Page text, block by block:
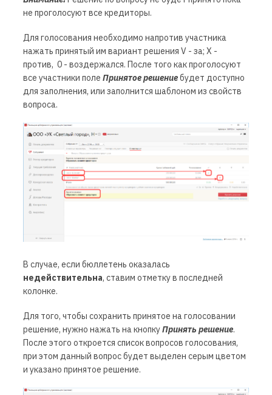
не проголосуют все кредиторы.
Для голосования необходимо напротив участника
нажать принятый им вариант решения V - за; X -
против, 0 - воздержался. После того как проголосуют
все участники поле Принятое решениебудет доступно
для заполнения, или заполнится шаблоном из свойств
вопроса.
В случае, если бюллетень оказалась
недействительна, ставим отметку в последней
колонке.
Для того, чтобы сохранить принятое на голосовании
решение, нужно нажать на кнопкуПринять решение.
После этого откроется список вопросов голосования,
при этом данный вопрос будет выделен серым цветом
и указано принятое решение.